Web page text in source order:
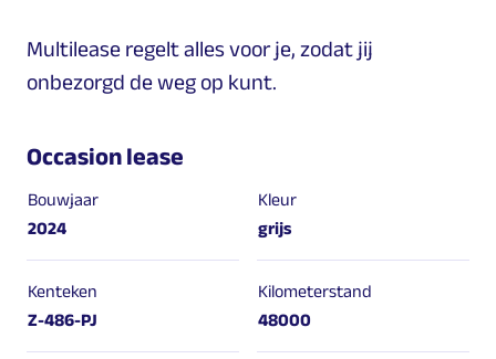
Multilease regelt alles voor je, zodat jij
onbezorgd de weg op kunt.
Occasion lease
Bouwjaar
2024
Kleur
grijs
Kenteken
Z-486-PJ
Kilometerstand
48000